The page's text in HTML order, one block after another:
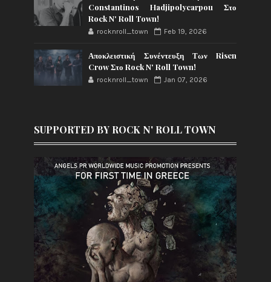
Constantinos Hadjipolycarpou Στο
Rock N' Roll Town!
rocknroll_town Feb 19, 2026
Αποκλειστική Συνέντευξη Των Risen
Crow Στο Rock N' Roll Town!
rocknroll_town Jan 07, 2026
SUPPORTED BY ROCK N' ROLL TOWN